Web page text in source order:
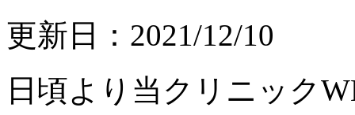
更新日：2021/12/10
日頃より当クリニック